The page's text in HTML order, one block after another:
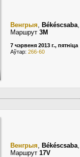
Венгрыя, Békéscsaba
Маршрут 3M
7 чэрвеня 2013 г., пятніца
Аўтар: 266-60
Венгрыя, Békéscsaba
Маршрут 17V